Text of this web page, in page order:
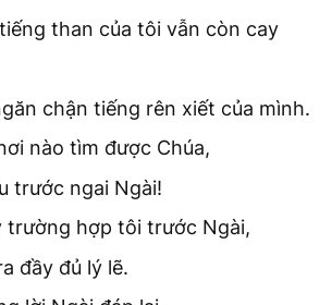
than của tôi vẫn còn cay
chận tiếng rên xiết của mình.
nào tìm được Chúa,
trước ngai Ngài!
trường hợp tôi trước Ngài,
đầy đủ lý lẽ.